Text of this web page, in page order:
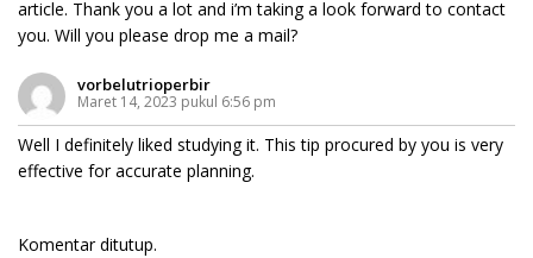
article. Thank you a lot and i’m taking a look forward to contact
you. Will you please drop me a mail?
vorbelutrioperbir
Maret 14, 2023 pukul 6:56 pm
Well I definitely liked studying it. This tip procured by you is very
effective for accurate planning.
Komentar ditutup.